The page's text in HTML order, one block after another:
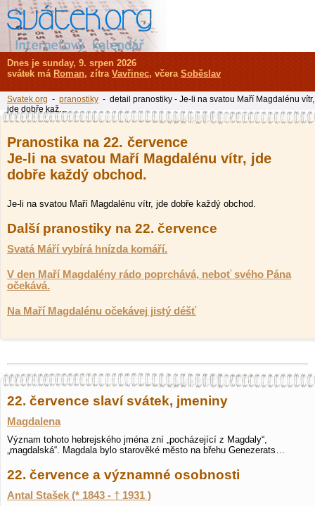
Pranostika na 22. července
Je-li na svatou Maří Magdalénu vítr, jde
dobře každý obchod.
Je-li na svatou Maří Magdalénu vítr, jde dobře každý obchod.
Další pranostiky na 22. července
Svatá Máří vybírá hnízda komáří.
V den Maří Magdalény rádo poprchává, neboť svého Pána
očekává.
Na Maří Magdalénu očekávej jistý déšť
22. července slaví svátek, jmeniny
Magdalena
Význam tohoto hebrejského jména zní „pocházející z Magdaly“,
„magdalská“. Magdala bylo starověké město na břehu Genezerats…
22. července a významné osobnosti
Antal Stašek (* 1843 - † 1931 )
Dnes je sunday, 9. srpen 2026
svátek má Roman, zítra Vavřinec, včera Soběslav
Svatek.org - pranostiky - detail pranostiky - Je-li na svatou Maří Magdalénu vítr,
jde dobře kaž…